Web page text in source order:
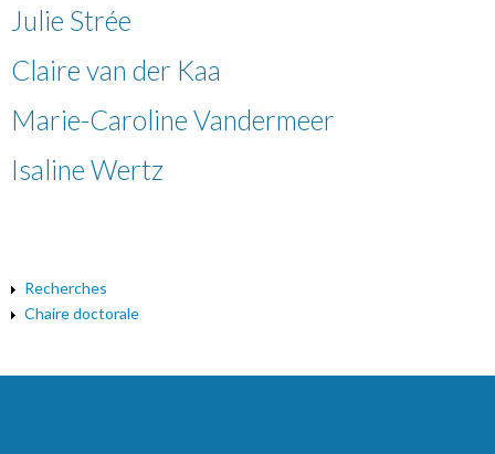
Recherches
Chaire doctorale
Julie Strée
Claire van der Kaa
Marie-Caroline Vandermeer
Isaline Wertz